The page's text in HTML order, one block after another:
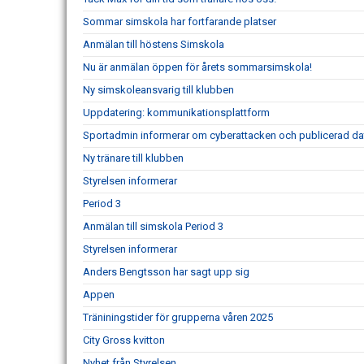
Sommar simskola har fortfarande platser
Anmälan till höstens Simskola
Nu är anmälan öppen för årets sommarsimskola!
Ny simskoleansvarig till klubben
Uppdatering: kommunikationsplattform
Sportadmin informerar om cyberattacken och publicerad
Ny tränare till klubben
Styrelsen informerar
Period 3
Anmälan till simskola Period 3
Styrelsen informerar
Anders Bengtsson har sagt upp sig
Appen
Träniningstider för grupperna våren 2025
City Gross kvitton